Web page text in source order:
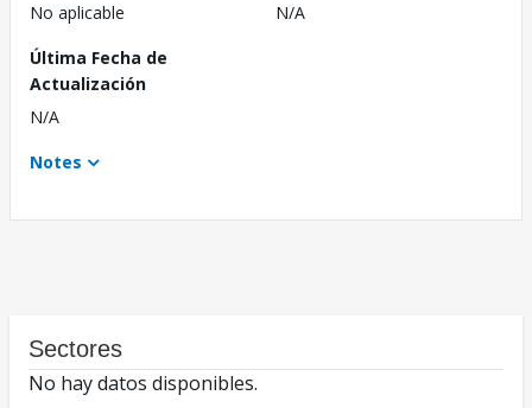
No aplicable
N/A
Última Fecha de
Actualización
N/A
Notes
Sectores
No hay datos disponibles.